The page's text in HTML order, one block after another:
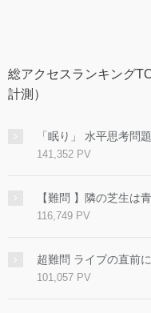
総アクセスランキング
計測）
「眠り」 水平思考問題
141,352 PV
【難問 】隣の芝生は
116,749 PV
超難問 ライブの直前
101,057 PV